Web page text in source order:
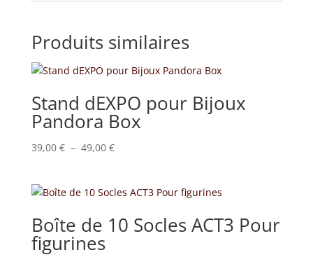
Produits similaires
Stand dEXPO pour Bijoux
Pandora Box
39,00 € – 49,00 €Plage
39,00 €
49,00 €
Boîte de 10 Socles ACT3 Pour
figurines